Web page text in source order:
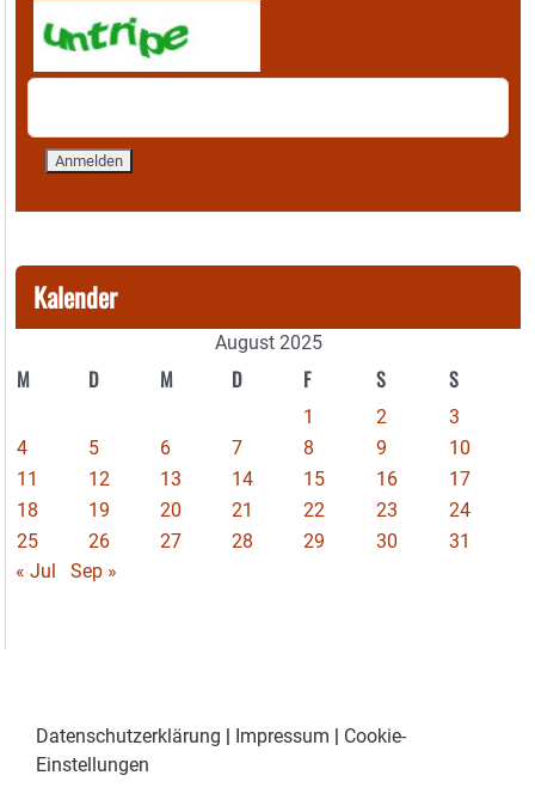
Kalender
August 2025
M D M D F S S
1 2
3
4
5 6 7 8 9
10
11
12 13 14 15 16
17
18
19 20 21 22 23
24
25
26 27 28 29 30
31
« Jul
Sep »
Datenschutzerklärung Impressum
Cookie-
Einstellungen